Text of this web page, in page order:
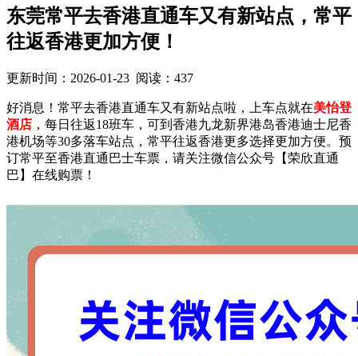
东莞常平去香港直通车又有新站点，常平
往返香港更加方便！
更新时间：2026-01-23 阅读：437
好消息！常平去香港直通车又有新站点啦，上车点就在美怡登
酒店 ，每日往返18班车，可到香港九龙新界港岛香港迪士尼香
港机场等30多落车站点，常平往返香港更多选择更加方便。预
订常平至香港直通巴士车票，请关注微信公众号【荣欣直通
巴】在线购票！